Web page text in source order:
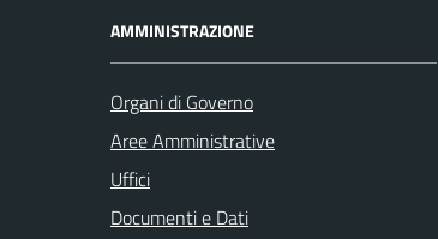
AMMINISTRAZIONE
Organi di Governo
Aree Amministrative
Uffici
Documenti e Dati